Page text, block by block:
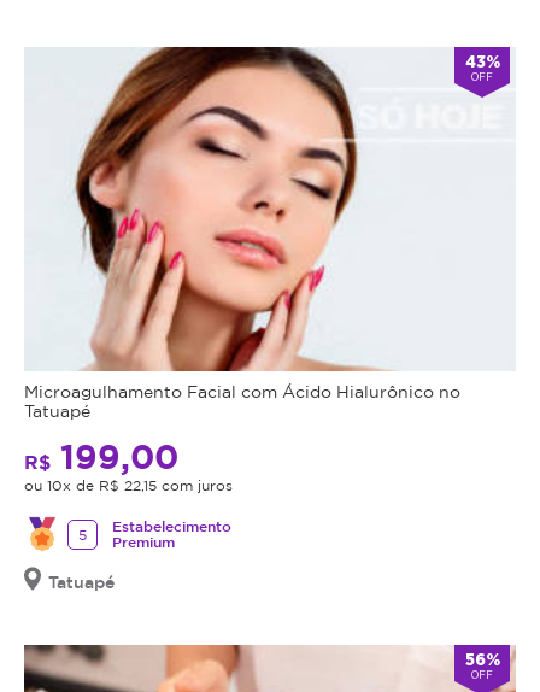
43%
OFF
Microagulhamento Facial com Ácido Hialurônico no
Tatuapé
R$ 199,00
ou 10x de R$ 22,15 com juros
5
Estabelecimento
Premium
Tatuapé
56%
OFF